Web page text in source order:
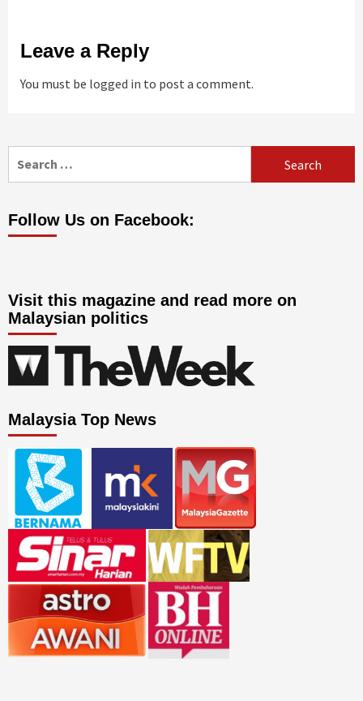
Leave a Reply
You must be logged in to post a comment.
Follow Us on Facebook:
Visit this magazine and read more on
Malaysian politics
Malaysia Top News